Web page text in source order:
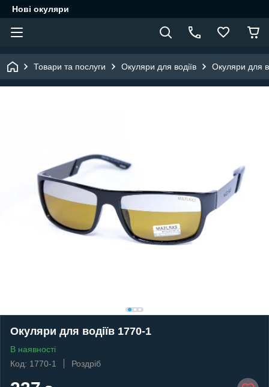
Нові окуляри
Товари та послуги Окуляри для водіїв Окуляри для
Окуляри для водіїв 1770-1
В наявності
Код: 1770-1
Роздріб